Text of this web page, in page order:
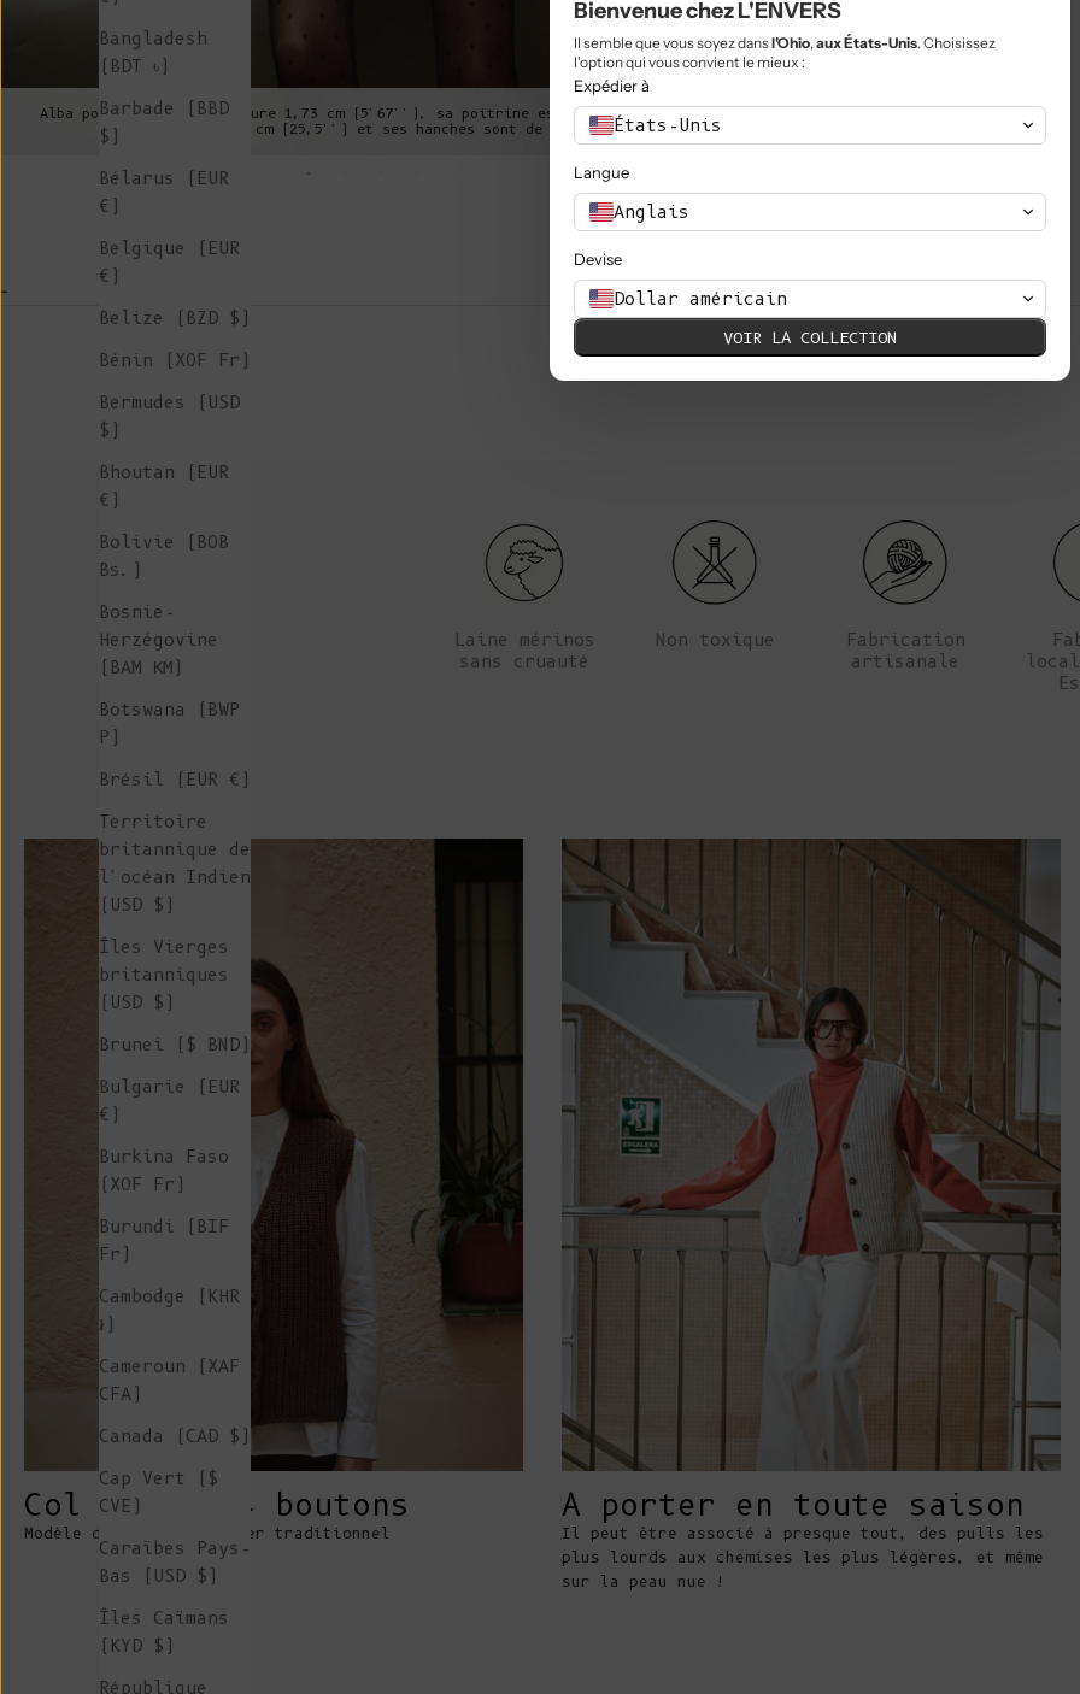
Bangladesh
(BDT ৳)
Barbade (BBD
$)
Bélarus (EUR
€)
Belgique (EUR
€)
Belize (BZD $)
Bénin (XOF Fr)
Bermudes (USD
$)
Bhoutan (EUR
€)
Bolivie (BOB
Bs.)
Bosnie-
Herzégovine
(BAM КМ)
Botswana (BWP
P)
Brésil (EUR €)
Territoire
britannique de
l'océan Indien
(USD $)
Îles Vierges
britanniques
(USD $)
Brunei ($ BND)
Bulgarie (EUR
€)
Burkina Faso
(XOF Fr)
Burundi (BIF
Fr)
Cambodge (KHR
៛)
Cameroun (XAF
CFA)
Canada (CAD $)
Cap Vert ($
CVE)
Caraïbes Pays-
Bas (USD $)
Îles Caïmans
(KYD $)
République
Alba porte un S, elle mesure 1,73 cm (5'67''), sa poitrine est de 86 cm (34"), sa
taille est de 64 cm (25,5'') et ses hanches sont de 90 cm (35").
Alba porte un S, elle mesure
taille est de 64 cm
-
Laine mérinos
sans cruauté
Non toxique
Fabrication
artisanale
Col en V à 4 boutons
Modèle de gilet de berger traditionnel
A porter en toute saison
Il peut être associé à presque tout, des pulls les
plus lourds aux chemises les plus légères, et même
sur la peau nue !
Bienvenue chez L'ENVERS
Il semble que vous soyez dansl'Ohio,aux États-Unis. Choisissez
l'option qui vous convient le mieux :
Expédier à
États-Unis
Langue
Anglais
Devise
Dollar américain
VOIR LA COLLECTION